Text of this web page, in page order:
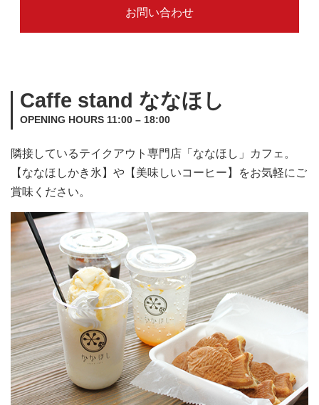
お問い合わせ
Caffe stand ななほし
OPENING HOURS 11:00 – 18:00
隣接しているテイクアウト専門店「ななほし」カフェ。
【ななほしかき氷】や【美味しいコーヒー】をお気軽にご
賞味ください。